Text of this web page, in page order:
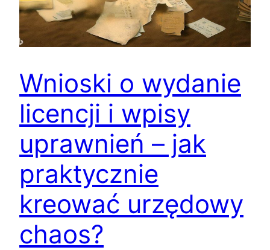
Wnioski o wydanie
licencji i wpisy
uprawnień – jak
praktycznie
kreować urzędowy
chaos?